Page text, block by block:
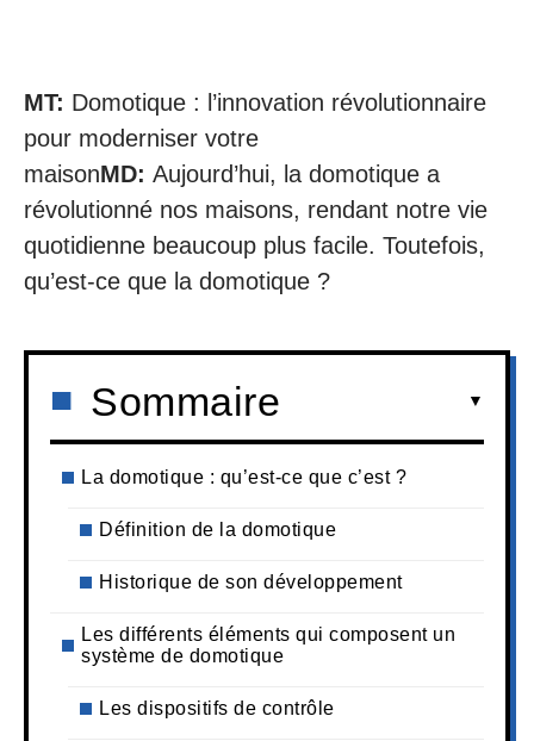
MT: Domotique : l’innovation révolutionnaire
pour moderniser votre
maisonMD: Aujourd’hui, la domotique a
révolutionné nos maisons, rendant notre vie
quotidienne beaucoup plus facile. Toutefois,
qu’est-ce que la domotique ?
Sommaire
La domotique : qu’est-ce que c’est ?
Définition de la domotique
Historique de son développement
Les différents éléments qui composent un
système de domotique
Les dispositifs de contrôle